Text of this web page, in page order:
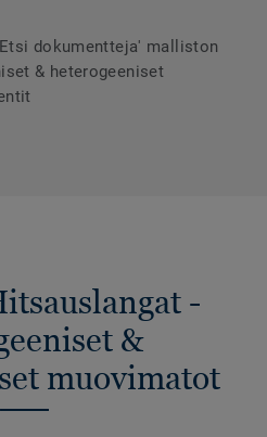
dokumentteja' malliston
& heterogeeniset
-
&
muovimatot